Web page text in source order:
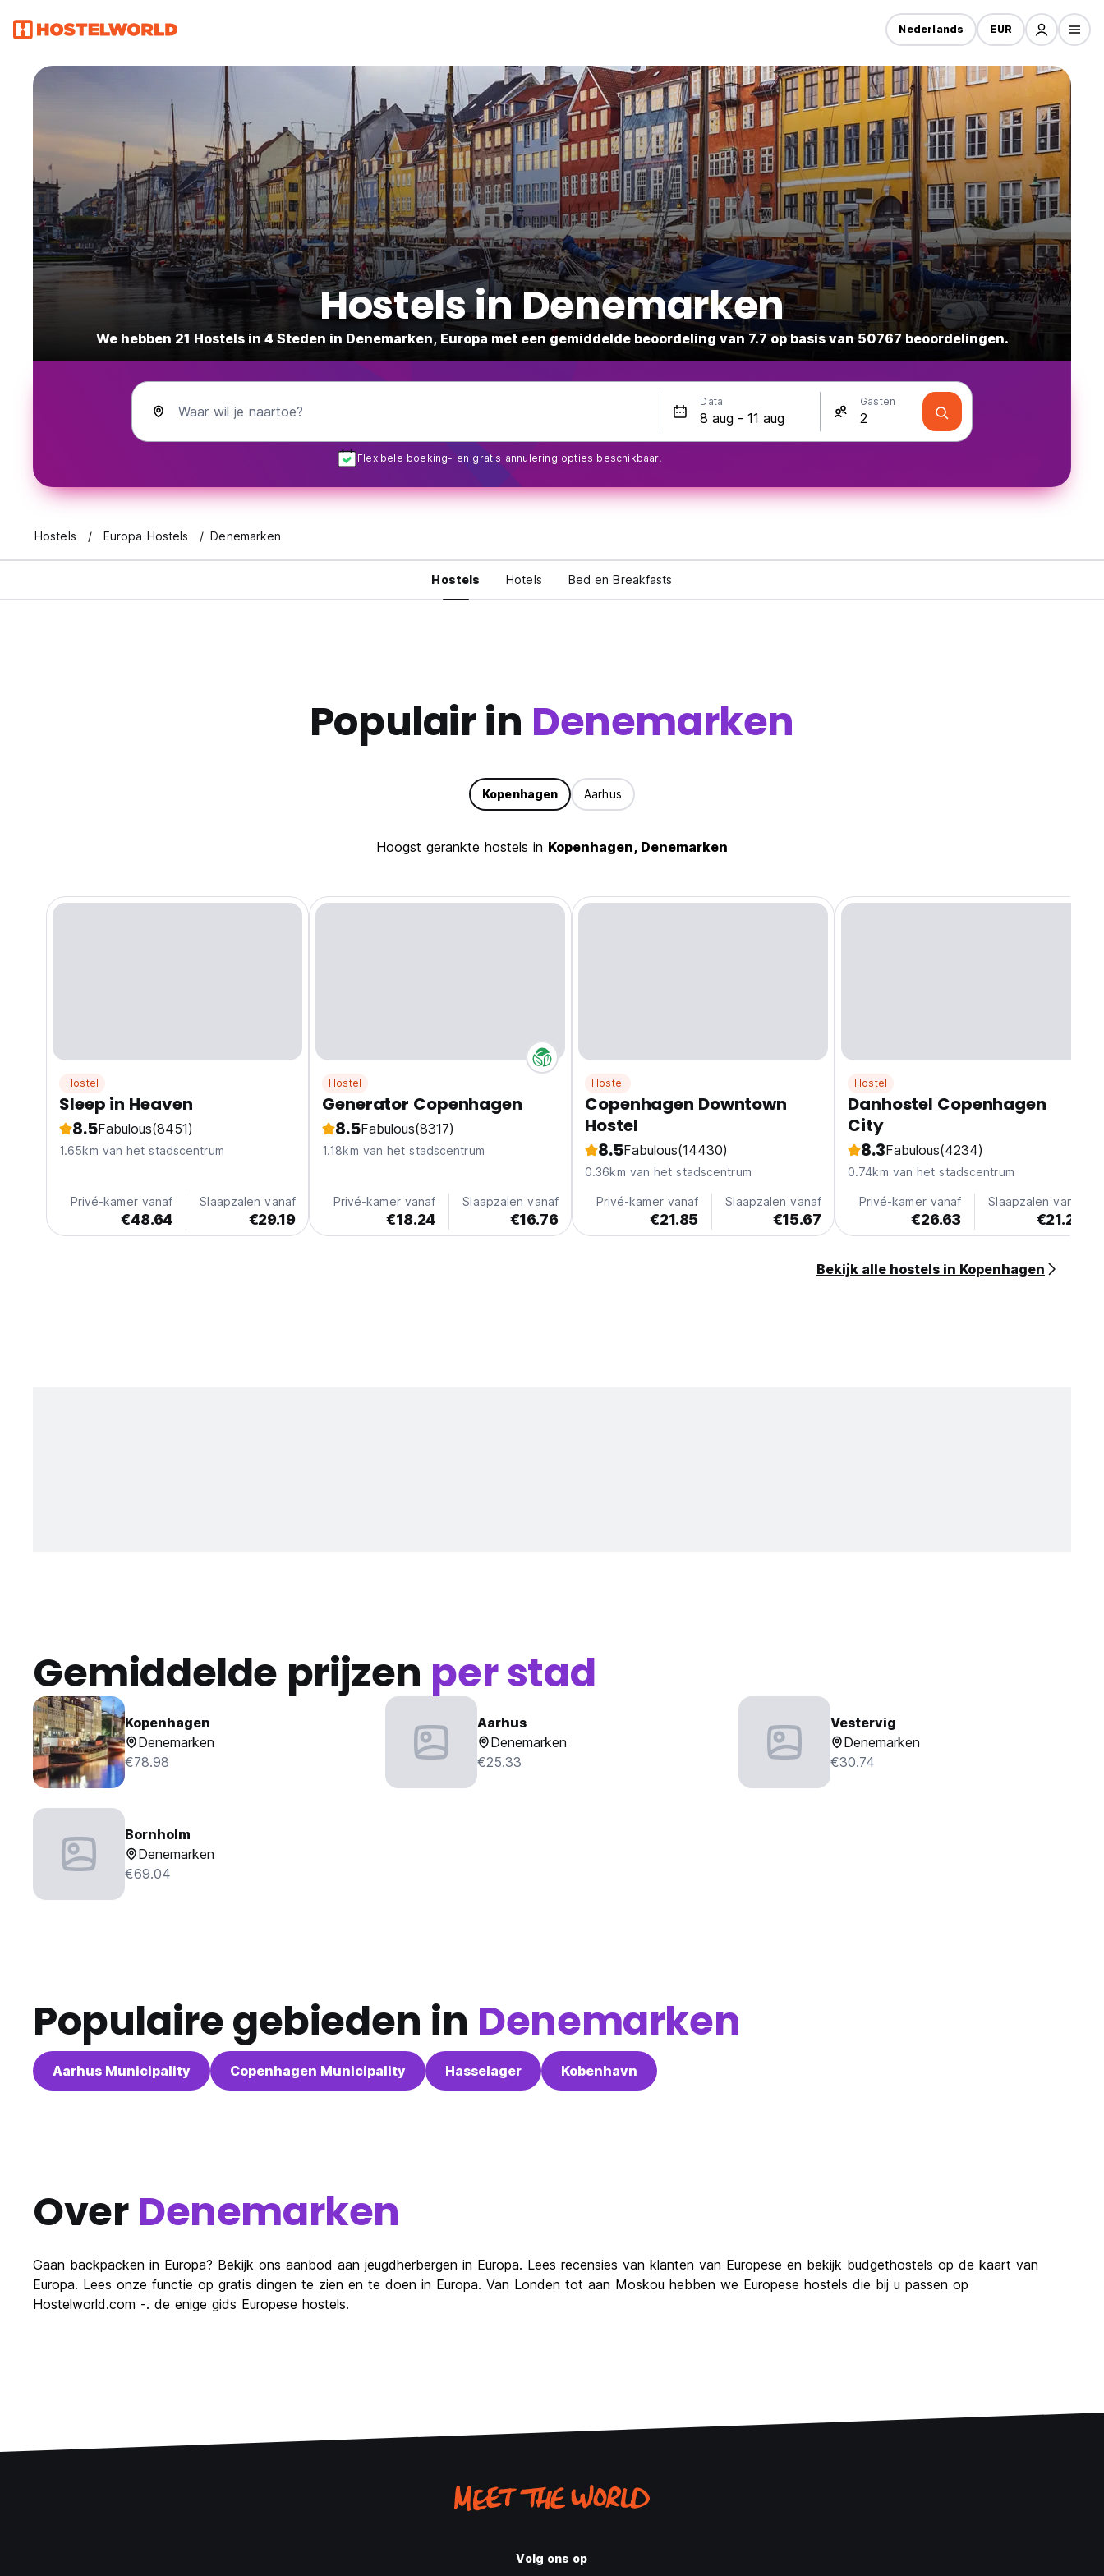
Nederlands EUR
Hostels in Denemarken
We hebben 21 Hostels in 4 Steden in Denemarken, Europa met een gemiddelde beoordeling van 7.7 op basis van 50767 beoordelingen.
Waar wil je naartoe?
Data Gasten
Flexibele boeking- en gratis annulering opties beschikbaar.
Hostels Europa Hostels Denemarken
Hostels Hotels Bed en Breakfasts
Populair in Denemarken
Kopenhagen Aarhus
Hoogst gerankte hostels in Kopenhagen, Denemarken
Hostel
Sleep in Heaven
8.5Fabulous(8451)
1.65km van het stadscentrum
Privé-kamer vanaf
€48.64
Slaapzalen vanaf
€29.19
Hostel
Generator Copenhagen
8.5Fabulous(8317)
1.18km van het stadscentrum
Privé-kamer vanaf
€18.24
Slaapzalen vanaf
€16.76
Hostel
Copenhagen Downtown
Hostel
8.5Fabulous(14430)
0.36km van het stadscentrum
Privé-kamer vanaf
€21.85
Slaapzalen vanaf
€15.67
Hostel
Danhostel Copenhagen
City
8.3Fabulous(4234)
0.74km van het stadscentrum
Privé-kamer vanaf
€26.63
Slaapzalen vanaf
€21.28
Bekijk alle hostels in Kopenhagen
Gemiddelde prijzen per stad
Kopenhagen
Denemarken
€78.98
Aarhus
Denemarken
€25.33
Vestervig
Denemarken
€30.74
Bornholm
Denemarken
€69.04
Populaire gebieden in Denemarken
Aarhus Municipality Copenhagen Municipality Hasselager Kobenhavn
OverDenemarken
Gaan backpacken in Europa? Bekijk ons ​​aanbod aan jeugdherbergen in Europa. Lees recensies van klanten van Europese en bekijk budgethostels op de kaart van
Europa. Lees onze functie op gratis dingen te zien en te doen in Europa. Van Londen tot aan Moskou hebben we Europese hostels die bij u passen op
Hostelworld.com -. de enige gids Europese hostels.
Volg ons op